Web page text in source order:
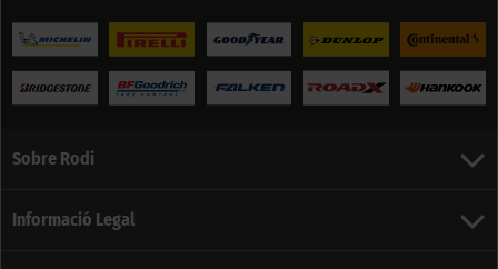
Sobre Rodi
Informació Legal